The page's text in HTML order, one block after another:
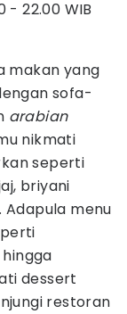
- 22.00 WIB
makan yang
sofa-
arabian
nikmati
seperti
briyani
Adapula menu
dessert
restoran